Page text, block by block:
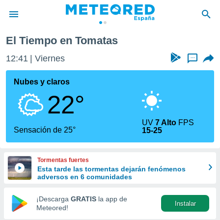
de
por
que se
calidad.
a este
las
y
forma
digital
basada
El Tiempo en Tomatas
12:41 Viernes ...
Nubes y claros
22°
Sensación de 25°
UV7 Alto FPS
15-25
Tormentas fuertes
Esta tarde las tormentas dejarán fenómenos
adversos en 6 comunidades
¡Descarga GRATIS la app de
Meteored!
Instalar